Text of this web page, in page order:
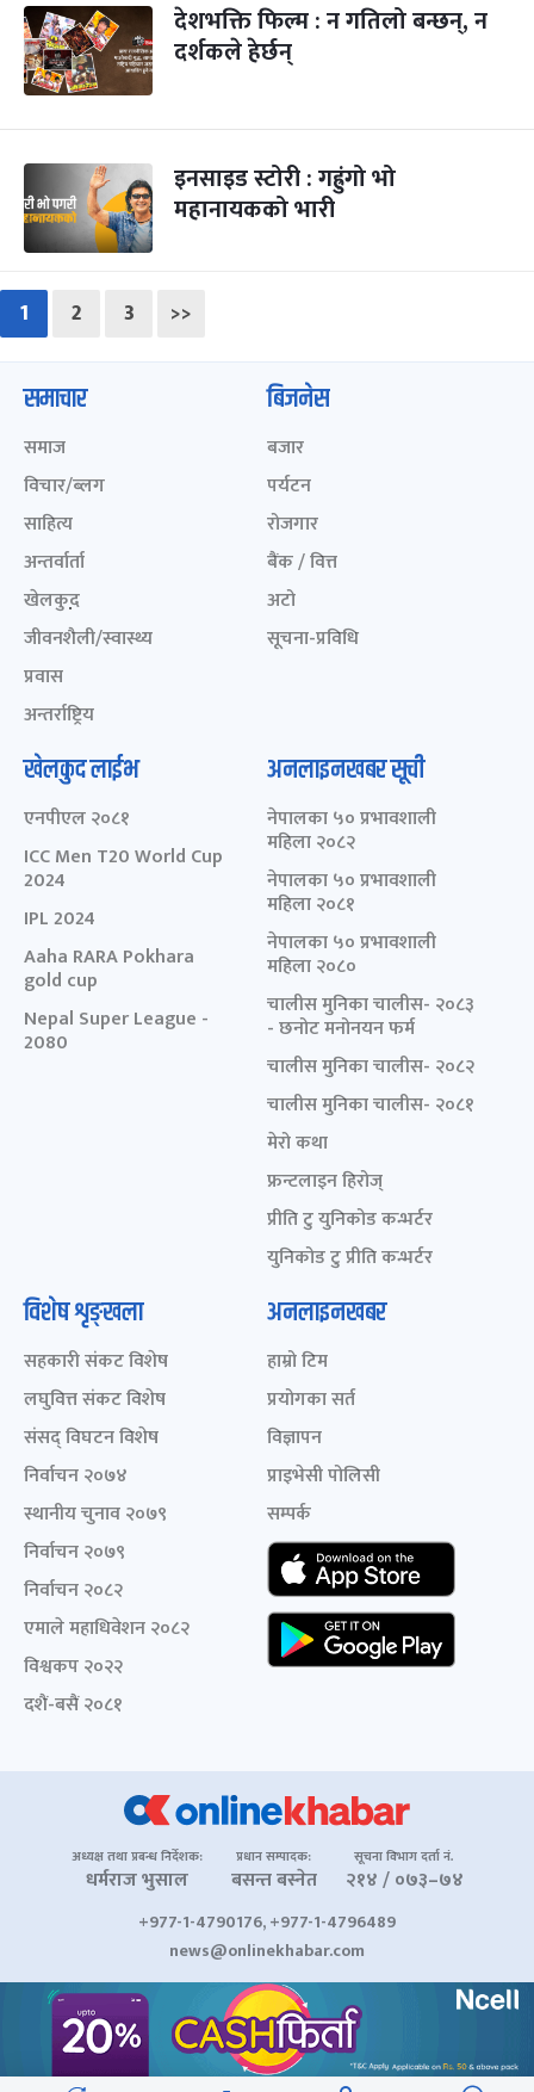
देशभक्ति फिल्म : न गतिलो बन्छन्, न
दर्शकले हेर्छन्
इनसाइड स्टोरी : गह्रुंगो भो
महानायकको भारी
1 2 3 >>
समाचार
समाज
विचार/ब्लग
साहित्य
अन्तर्वार्ता
खेलकुद़़
जीवनशैली/स्वास्थ्य
प्रवास
अन्तर्राष्ट्रिय
बिजनेस
बजार
पर्यटन
रोजगार
बैंक / वित्त
अटो
सूचना-प्रविधि
खेलकुद लाईभ
एनपीएल २०८१
ICC Men T20 World Cup
2024
IPL 2024
Aaha RARA Pokhara
gold cup
Nepal Super League -
2080
अनलाइनखबर सूची
नेपालका ५० प्रभावशाली
महिला २०८२
नेपालका ५० प्रभावशाली
महिला २०८१
नेपालका ५० प्रभावशाली
महिला २०८०
चालीस मुनिका चालीस- २०८३
- छनोट मनोनयन फर्म
चालीस मुनिका चालीस- २०८२
चालीस मुनिका चालीस- २०८१
मेरो कथा
फ्रन्टलाइन हिरोज्
प्रीति टु युनिकोड कन्भर्टर
युनिकोड टु प्रीति कन्भर्टर
विशेष शृङ्खला
सहकारी संकट विशेष
लघुवित्त संकट विशेष
संसद् विघटन विशेष
निर्वाचन २०७४
स्थानीय चुनाव २०७९
निर्वाचन २०७९
निर्वाचन २०८२
एमाले महाधिवेशन २०८२
विश्वकप २०२२
दशैं-बसैं २०८१
अनलाइनखबर
हाम्रो टिम
प्रयोगका सर्त
विज्ञापन
प्राइभेसी पोलिसी
सम्पर्क
अध्यक्ष तथा प्रबन्ध निर्देशक:
धर्मराज भुसाल
प्रधान सम्पादक:
बसन्त बस्नेत
सूचना विभाग दर्ता नं.
२१४ / ०७३–७४
+977-1-4790176, +977-1-4796489
news@onlinekhabar.com
© २००६-२०२६ Onlinekhabar.com सर्वाधिकार सुरक्षित